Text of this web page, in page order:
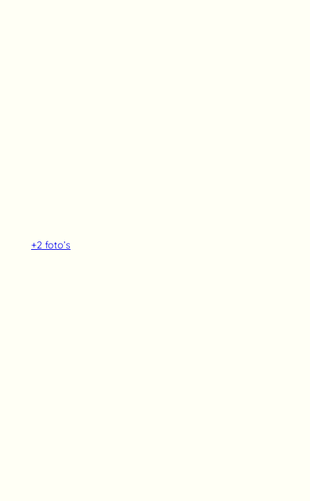
+2 foto’s